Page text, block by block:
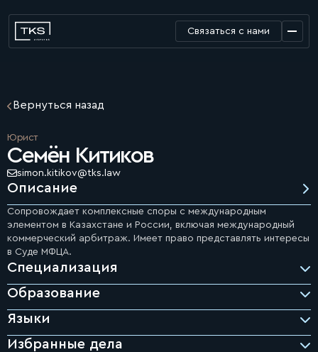
Связаться с нами
Вернуться назад
Юрист
Семён Китиков
simon.kitikov@tks.law
Описание
Сопровождает комплексные споры с международным
элементом в Казахстане и России, включая международный
коммерческий арбитраж. Имеет право представлять интересы
в Суде МФЦА.
Специализация
Образование
Языки
Избранные дела